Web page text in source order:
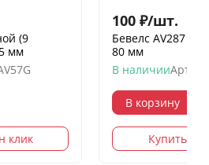
(9
мм
клик
100 ₽/шт.
Бевелс AV287 (4
80 мм
В наличии
В корзину
Купить в